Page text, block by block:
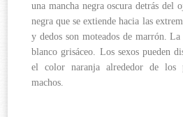
una mancha negra oscura detrás del
negra que se extiende hacia las
y dedos son moteados de marrón.
blanco grisáceo. Los sexos pueden
el color naranja alrededor de los
machos.